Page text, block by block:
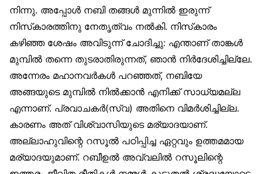
നിന്നു. അപ്പോൾ നബി തങ്ങൾ മുന്നിൽ ഇരുന്ന്
നിസ്‌കാരത്തിനു നേതൃത്വം നൽകി. നിസ്‌കാരം
കഴിഞ്ഞ ശേഷം അവിടുന്ന് ചോദിച്ചു: എന്താണ് താങ്കൾ
മുമ്പിൽ തന്നെ തുടരാതിരുന്നത്, ഞാൻ നിർദേശിച്ചില്ലേ.
അന്നേരം മഹാനവർകൾ പറഞ്ഞത്, നബിയേ
അങ്ങയുടെ മുമ്പിൽ നിൽക്കാൻ എനിക്ക് സാധ്യമല്ല
എന്നാണ്. പ്രവാചകർ(സ്വ) അതിനെ വിമർശിച്ചില്ല.
കാരണം അത് വിശ്വാസിയുടെ മര്യാദയാണ്.
അല്ലാഹുവിന്റെ റസൂൽ പഠിപ്പിച്ച ഏറ്റവും ഉത്തമമായ
മര്യാദയുമാണ്. റബീഉൽ അവ്വലിൽ റസൂലിന്റെ